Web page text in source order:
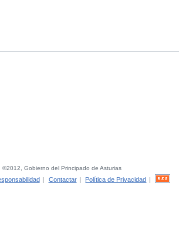
©2012, Gobierno del Principado de Asturias
| Contactar | Política de Privacidad |